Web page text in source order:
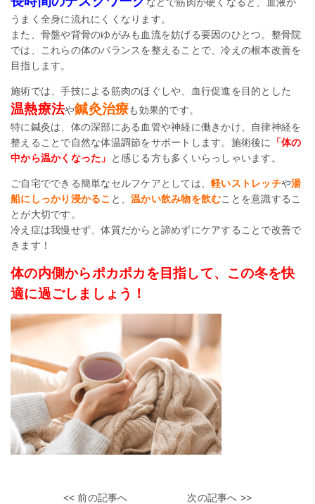
うまく全身に流れにくくなります。
また、骨盤や背骨のゆがみも血流を妨げる要因のひとつ。整骨院
では、これらの体のバランスを整えることで、冷えの根本改善を
目指します。
施術では、手技による筋肉のほぐしや、血行促進を目的とした
温熱療法や鍼灸治療も効果的です。
特に鍼灸は、体の深部にある血管や神経に働きかけ、自律神経を
整えることで自然な体温調節をサポートします。施術後に
「体の
中から温かくなった」
と感じる方も多くいらっしゃいます。
ご自宅でできる簡単なセルフケアとしては、 軽いストレッチや湯
船にしっかり浸かるこ と、 温かい飲み物を飲むことを意識するこ
とが大切です。
冷え症は我慢せず、体質だからと諦めずにケアすることで改善で
きます！
体の内側からポカポカを目指して、この冬を快
適に過ごしましょう！
<< 前の記事へ 次の記事へ >>